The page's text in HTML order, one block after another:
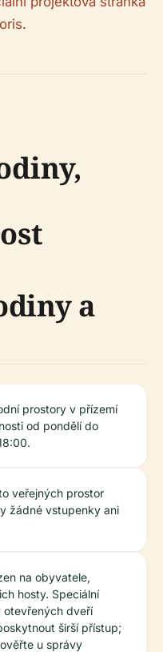
.
a
prostory v přízemí
od pondělí do
veřejných prostor
žádné vstupenky ani
na obyvatele,
hosty. Speciální
otevřených dveří
širší přístup;
u správy